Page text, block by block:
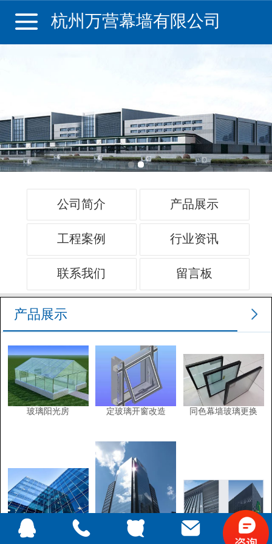
杭州万营幕墙有限公司
公司简介 产品展示
工程案例 行业资讯
联系我们 留言板
产品展示
玻璃阳光房 定玻璃开窗改造 同色幕墙玻璃更换